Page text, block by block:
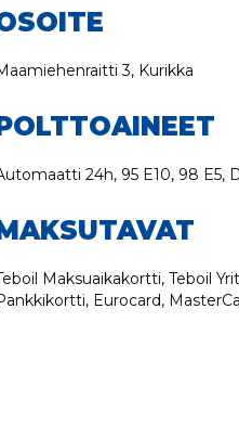
3, Kurikka
24h, 95 E10, 98 E5,
Maksuaikakortti, Teboil
Eurocard,